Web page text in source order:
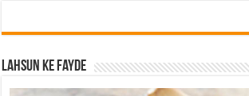
Lahsun ke fayde